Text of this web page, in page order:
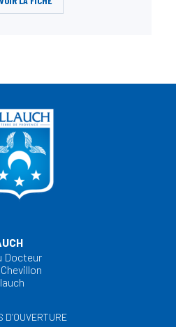
Docteur
D’OUVERTURE